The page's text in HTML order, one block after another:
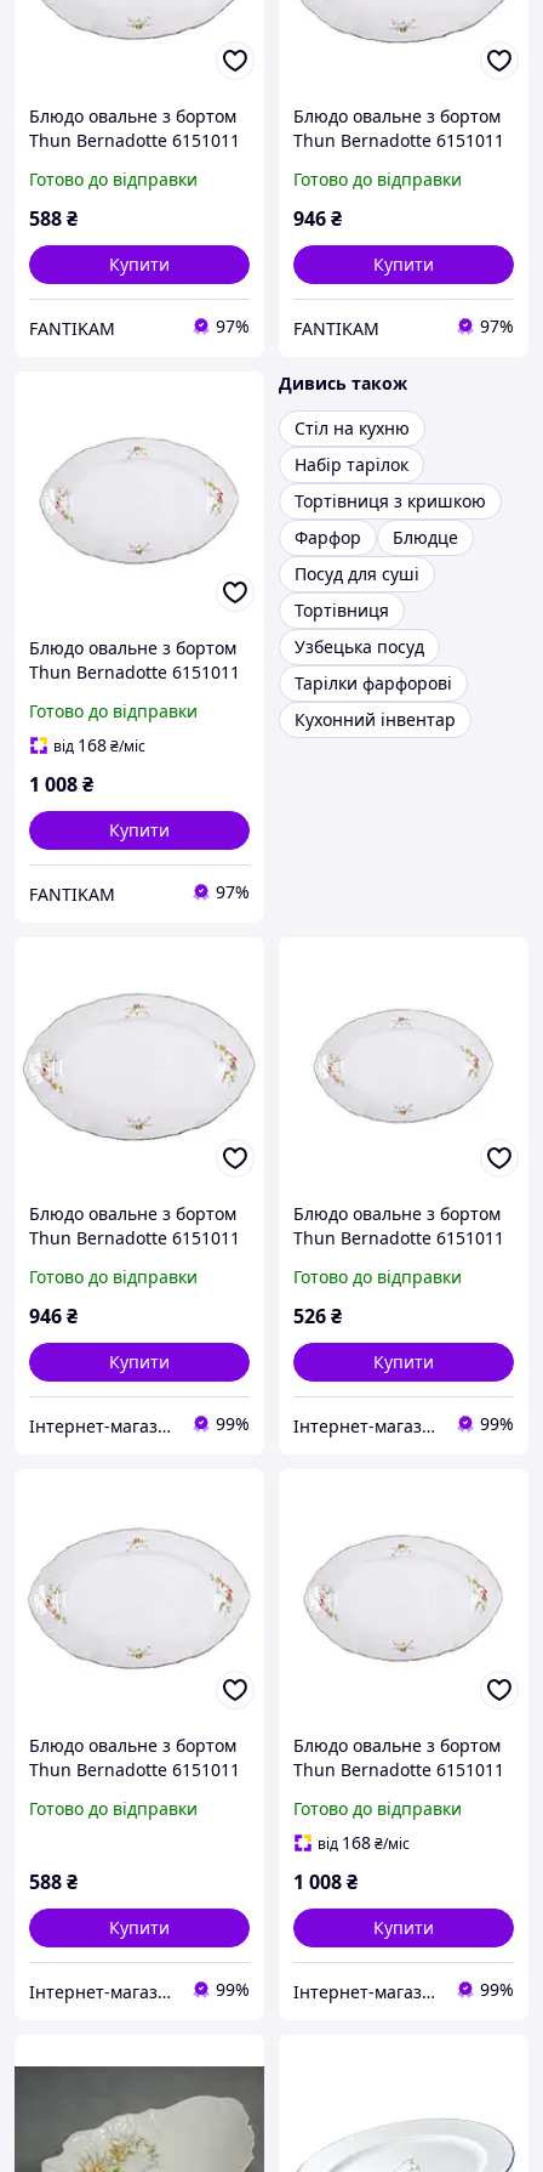
Блюдо овальне з бортом
Thun Bernadotte 6151011
(6151011) з швидкою
доставкою по Україні
Готово до відправки
588₴
Купити
FANTIKAM 97%
Блюдо овальне з бортом
Thun Bernadotte 6151011
(6151011) з швидкою
доставкою по Україні
Готово до відправки
946₴
Купити
FANTIKAM 97%
Блюдо овальне з бортом
Thun Bernadotte 6151011
(6151011) з швидкою
доставкою по Україні
Готово до відправки
від 168₴/міс
1 008₴
Купити
FANTIKAM 97%
Дивись також
Стіл на кухню
Набір тарілок
Тортівниця з кришкою
Фарфор
Блюдце
Посуд для суші
Тортівниця
Узбецька посуд
Тарілки фарфорові
Кухонний інвентар
Блюдо овальне з бортом
Thun Bernadotte 6151011
(6151011) з швидкою
доставкою по Україні
Готово до відправки
946₴
Купити
Інтернет-магазин "TUDOM" 99%
Блюдо овальне з бортом
Thun Bernadotte 6151011
(6151011) з швидкою
доставкою по Україні
Готово до відправки
526₴
Купити
Інтернет-магазин "TUDOM" 99%
Блюдо овальне з бортом
Thun Bernadotte 6151011
(6151011) з швидкою
Готово до відправки
588₴
Купити
Інтернет-магазин "TUDOM" 99%
Блюдо овальне з бортом
Thun Bernadotte 6151011
(6151011) з швидкою
доставкою по Україні
Готово до відправки
від 168₴/міс
1 008₴
Купити
Інтернет-магазин "TUDOM" 99%